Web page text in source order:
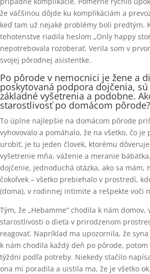
že väčšinou dôjde ku komplikáciám a
keď tam už nejaké problémy boli predtým.
tehotenstve riadila heslom „Only happy
nepotrebovala rozoberať. Verila som v
svojej pôrodnej asistentke.
Po pôrode v nemocnici je žene a
poskytovaná podpora dojčenia,
základné vyšetrenia a podobne.
starostlivosť po domácom pôrode?
To úplne najlepšie na domácom pôrode
vyhovovalo a pomáhalo, že na všetko, čo je
urobiť, je tu jeden človek, ktorému
vyšetrenie mňa, váženie a meranie
dojčenie, jednoduchá otázka, ako sa mám,
čokoľvek – všetko prebiehalo v prostredí,
(doma), v rodinnej intimite a rešpekte voči
Tým, že „Hebamme“ chodila k nám
starostlivosti o dieťa v prirodzenom
reagovať. Napríklad ma upozornila, že
k nám chodila každý deň po pôrode,
týždni podľa potreby. Niekedy stačilo
ona mi poradila a uistila ma, že je všetko